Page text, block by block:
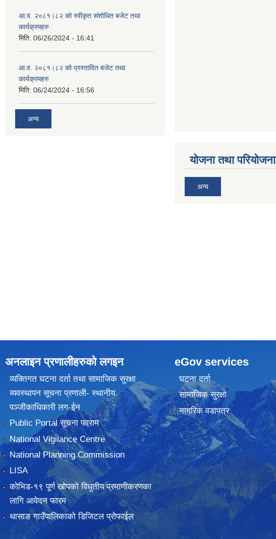
आ.व. २०८१।८२ को स्वीकृत संशोधित बजेट तथा
कार्यक्रमहरु
मिति: 06/26/2024 - 16:41
आ.व. २०८१।८२ को प्रस्तावित बजेट तथा
कार्यक्रमहरु
मिति: 06/24/2024 - 16:56
अन्य
योजना तथा परियोजना
अन्य
अनलाइन प्रणालीहरुकाे लगइन
व्यक्तिगत घटना दर्ता तथा सामाजिक सुरक्षा
व्यवस्थापन सूचना प्रणाली- स्थानीय
पञ्जीकाधिकारी लग-ईन
Public Portal सूचना फाराम
National Vigilance Centre
National Planning Commission
LISA
कोभिड-१९ पूर्ण खोपको विधुतीय प्रमाणीकरणका
लागि आवेदन फारम
थासाङ गाउँपालिकाको डिजिटल प्रोफाईल
eGov services
घटना दर्ता
सामाजिक सुरक्षा
नागरिक वडापत्र